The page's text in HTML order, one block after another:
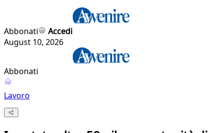
Abbonati
Accedi
August 10, 2026
Abbonati
Lavoro